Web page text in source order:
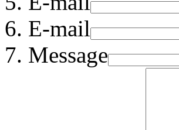
E-mail
Message